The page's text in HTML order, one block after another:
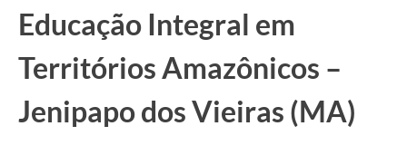
Educação Integral em
Territórios Amazônicos –
Jenipapo dos Vieiras (MA)